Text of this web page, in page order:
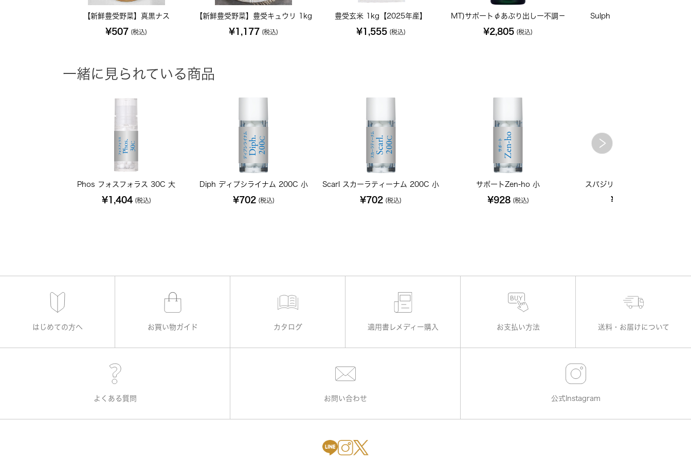
【新鮮豊受野菜】真黒ナス
¥507 (税込)
【新鮮豊受野菜】豊受キュウリ 1kg
¥1,177 (税込)
豊受玄米 1kg【2025年産】
¥1,555 (税込)
MT)サポートφあぶり出しー不調－
¥2,805 (税込)
Sulph ソーファー 200C 小
一緒に見られている商品
Phos フォスフォラス 30C 大
¥1,404 (税込)
Diph ディプシライナム 200C 小
¥702 (税込)
Scarl スカーラティーナム 200C 小
¥702 (税込)
サポートZen-ho 小
¥928 (税込)
スパジリックトゥースペイスト
¥1,650
はじめての方へ お買い物ガイド カタログ 適用書レメディー購入 お支払い方法 送料・お届けについて
よくある質問 お問い合わせ 公式Instagram